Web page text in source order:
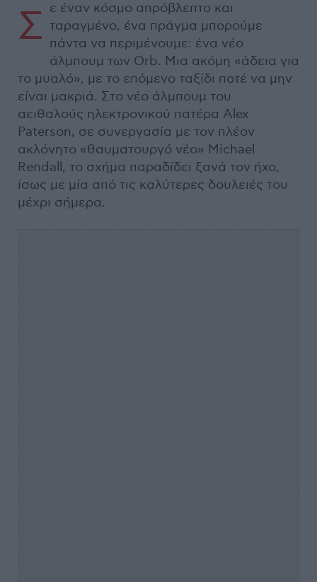
Σ ε έναν κόσμο απρόβλεπτο και
ταραγμένο, ένα πράγμα μπορούμε
πάντα να περιμένουμε: ένα νέο
άλμπουμ των Orb. Μια ακόμη «άδεια για
το μυαλό», με το επόμενο ταξίδι ποτέ να μην
είναι μακριά. Στο νέο άλμπουμ του
αειθαλούς ηλεκτρονικού πατέρα Alex
Paterson, σε συνεργασία με τον πλέον
ακλόνητο «θαυματουργό νέο» Michael
Rendall, το σχήμα παραδίδει ξανά τον ήχο,
ίσως με μία από τις καλύτερες δουλειές του
μέχρι σήμερα.